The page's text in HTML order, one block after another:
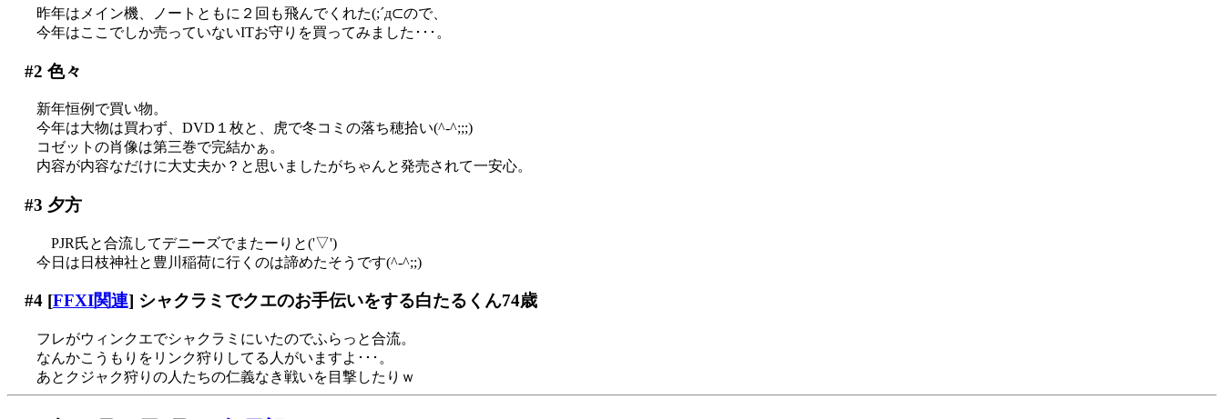
昨年はメイン機、ノートともに２回も飛んでくれた(;´д⊂ので、
今年はここでしか売っていないITお守りを買ってみました･･･。
#2 色々
新年恒例で買い物。
今年は大物は買わず、DVD１枚と、虎で冬コミの落ち穂拾い(^-^;;;)
コゼットの肖像は第三巻で完結かぁ。
内容が内容なだけに大丈夫か？と思いましたがちゃんと発売されて一安心。
#3 夕方
PJR氏と合流してデニーズでまたーりと('▽')
今日は日枝神社と豊川稲荷に行くのは諦めたそうです(^-^;;)
#4[FFXI関連] シャクラミでクエのお手伝いをする白たるくん74歳
フレがウィンクエでシャクラミにいたのでふらっと合流。
なんかこうもりをリンク狩りしてる人がいますよ･･･。
あとクジャク狩りの人たちの仁義なき戦いを目撃したりｗ